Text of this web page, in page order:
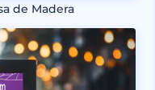
de Madera